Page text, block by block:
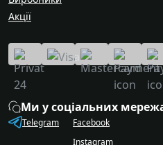
Акції
Ми у соціальних
Telegram
Facebook
Instagram